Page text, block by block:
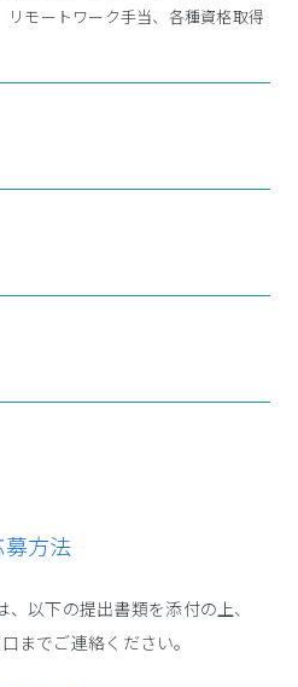
モートワーク手当、各種資格取得
募方法
以下の提出書類を添付の上、
までご連絡ください。